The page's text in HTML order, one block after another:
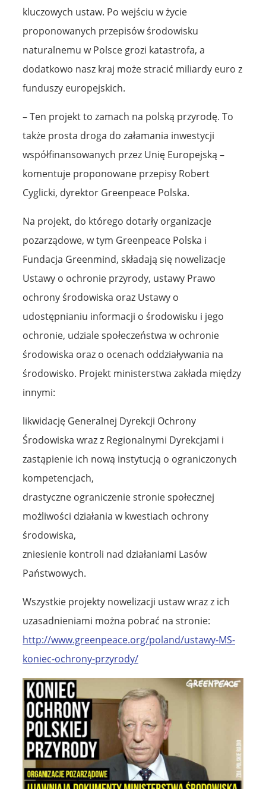
kluczowych ustaw. Po wejściu w życie
proponowanych przepisów środowisku
naturalnemu w Polsce grozi katastrofa, a
dodatkowo nasz kraj może stracić miliardy euro z
funduszy europejskich.
– Ten projekt to zamach na polską przyrodę. To
także prosta droga do załamania inwestycji
współfinansowanych przez Unię Europejską –
komentuje proponowane przepisy Robert
Cyglicki, dyrektor Greenpeace Polska.
Na projekt, do którego dotarły organizacje
pozarządowe, w tym Greenpeace Polska i
Fundacja Greenmind, składają się nowelizacje
Ustawy o ochronie przyrody, ustawy Prawo
ochrony środowiska oraz Ustawy o
udostępnianiu informacji o środowisku i jego
ochronie, udziale społeczeństwa w ochronie
środowiska oraz o ocenach oddziaływania na
środowisko. Projekt ministerstwa zakłada między
innymi:
likwidację Generalnej Dyrekcji Ochrony
Środowiska wraz z Regionalnymi Dyrekcjami i
zastąpienie ich nową instytucją o ograniczonych
kompetencjach,
drastyczne ograniczenie stronie społecznej
możliwości działania w kwestiach ochrony
środowiska,
zniesienie kontroli nad działaniami Lasów
Państwowych.
Wszystkie projekty nowelizacji ustaw wraz z ich
uzasadnieniami można pobrać na stronie:
http://www.greenpeace.org/poland/ustawy-MS-
koniec-ochrony-przyrody/